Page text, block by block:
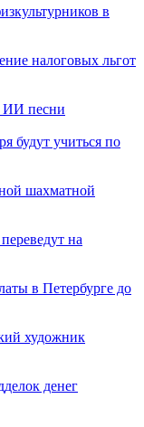
в
налоговых льгот
ИИ песни
будут учиться по
шахматной
на
в Петербурге до
художник
денег